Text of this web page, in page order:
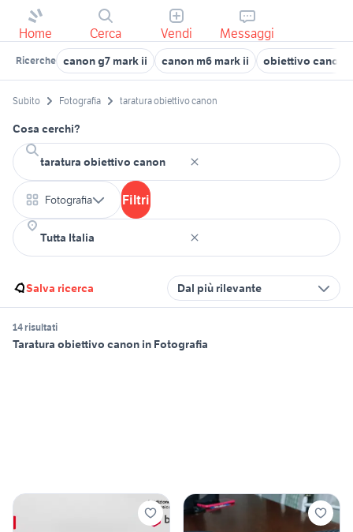
Home Cerca Vendi Messaggi
Ricerche canon g7 mark ii canon m6 mark ii obiettivo canon
Subito Fotografia taratura obiettivo canon
Cosa cerchi?
Fotografia Filtri
Salva ricerca Dal più rilevante
14 risultati
Taratura obiettivo canon in Fotografia